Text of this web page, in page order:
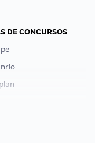
DE CONCURSOS